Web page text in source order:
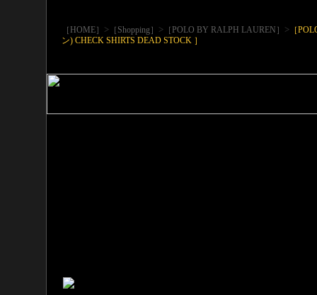
［HOME］ > ［Shopping］ > ［POLO BY RALPH LAUREN］ > ［
ン) CHECK SHIRTS DEAD STOCK ］